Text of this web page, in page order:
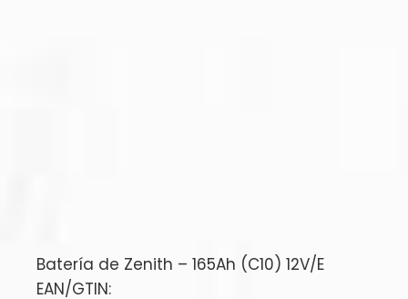
Batería de Zenith – 165Ah (C10) 12V/E
EAN/GTIN: